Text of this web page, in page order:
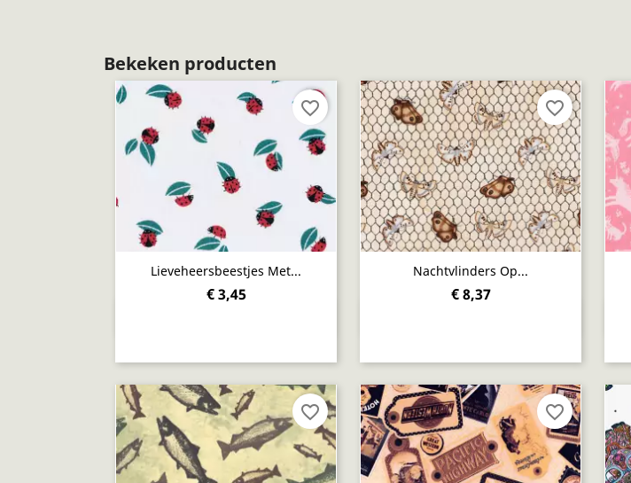
Bekeken producten
Lieveheersbeestjes Met...
€ 3,45
favorite_border
Nachtvlinders Op...
€ 8,37
favorite_border
favorite_border favorite_border